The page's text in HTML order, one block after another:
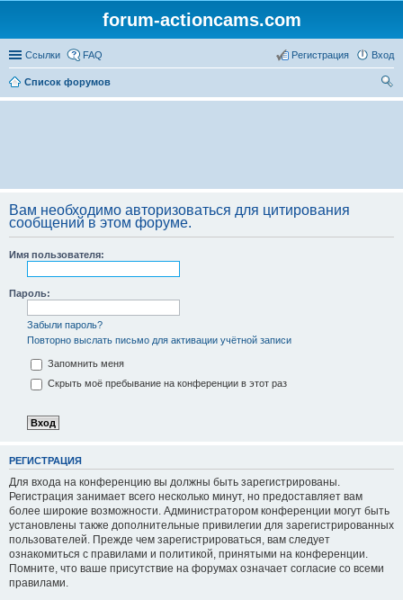
forum-actioncams.com
Ссылки FAQ Вход
Регистрация
Список форумов
ои
Вам необходимо авторизоваться для цитирования
сообщений в этом форуме.
Имя пользователя:
Пароль:
Забыли пароль?
Повторно выслать письмо для активации учётной записи
Запомнить меня
Скрыть моё пребывание на конференции в этот раз
РЕГИСТРАЦИЯ
Для входа на конференцию вы должны быть зарегистрированы.
Регистрация занимает всего несколько минут, но предоставляет вам
более широкие возможности. Администратором конференции могут быть
установлены также дополнительные привилегии для зарегистрированных
пользователей. Прежде чем зарегистрироваться, вам следует
ознакомиться с правилами и политикой, принятыми на конференции.
Помните, что ваше присутствие на форумах означает согласие со всеми
правилами.